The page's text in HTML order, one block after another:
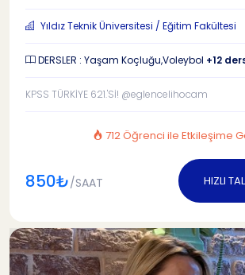
Yıldız Teknik Üniversitesi / Eğitim Fakültesi
DERSLER : Yaşam Koçluğu,Voleybol +12
KPSS TÜRKİYE 621.'Sİ! @eglencelihocam
712 Öğrenci ile Etkileşime
850₺/SAAT HIZLI